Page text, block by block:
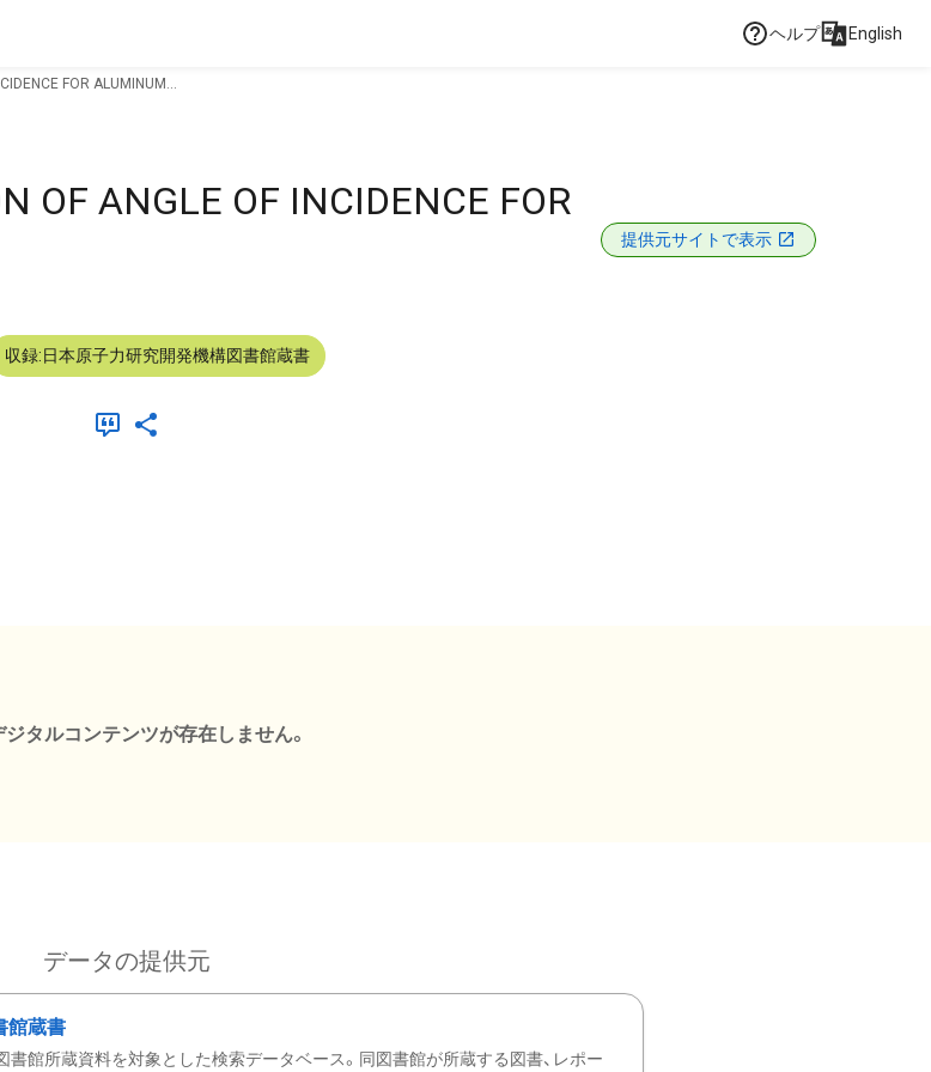
ヘルプ English
FOR ALUMINUM...
OF ANGLE OF INCIDENCE FOR
提供元サイトで表示
収録:日本原子力研究開発機構図書館蔵書
タルコンテンツが存在しません。
データの提供元
館蔵書
書館所蔵資料を対象とした検索データベース。同図書館が所蔵する図書、レポー